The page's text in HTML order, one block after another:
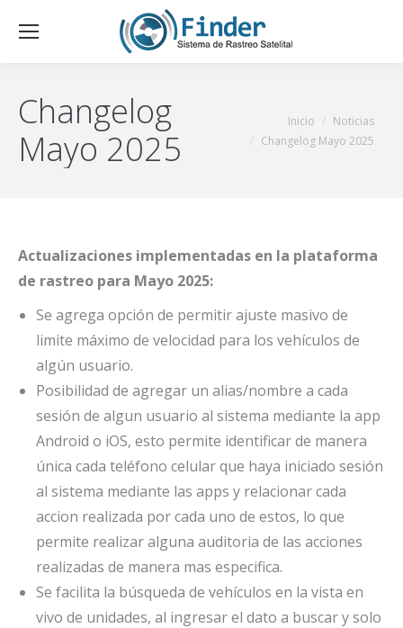
Changelog
Mayo 2025
Estás aquí:Inicio
Noticias
Changelog Mayo 2025
Actualizaciones implementadas en la plataforma
de rastreo para Mayo 2025:
Se agrega opción de permitir ajuste masivo de
limite máximo de velocidad para los vehículos de
algún usuario.
Posibilidad de agregar un alias/nombre a cada
sesión de algun usuario al sistema mediante la app
Android o iOS, esto permite identificar de manera
única cada teléfono celular que haya iniciado sesión
al sistema mediante las apps y relacionar cada
accion realizada por cada uno de estos, lo que
permite realizar alguna auditoria de las acciones
realizadas de manera mas especifica.
Se facilita la búsqueda de vehículos en la vista en
vivo de unidades, al ingresar el dato a buscar y solo